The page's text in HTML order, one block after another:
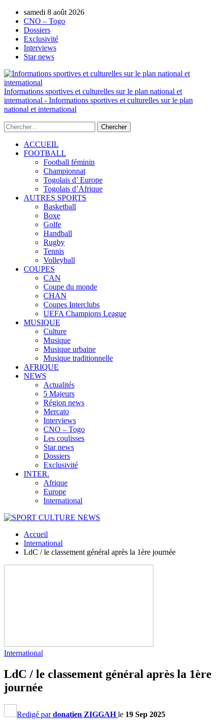
samedi 8 août 2026
CNO – Togo
Dossiers
Exclusivité
Interviews
Star news
Informations sportives et culturelles sur le plan national et
international - Informations sportives et culturelles sur le plan
national et international
ACCUEIL
FOOTBALL
Football féminin
Championnat
Togolais d’ Europe
Togolais d’Afrique
AUTRES SPORTS
Basketball
Boxe
Golfe
Handball
Rugby
Tennis
Volleyball
COUPES
CAN
Coupe du monde
CHAN
Coupes Interclubs
UEFA Champions League
MUSIQUE
Culture
Musique
Musique urbaine
Musique traditionnelle
AFRIQUE
NEWS
Actualités
5 Majeurs
Région news
Mercato
Interviews
CNO – Togo
Les coulisses
Star news
Dossiers
Exclusivité
INTER.
Afrique
Europe
International
Accueil
International
LdC / le classement général après la 1ère journée
International
LdC / le classement général après la 1ère
journée
Redigé pardonatien ZIGGAH le 19 Sep 2025
AUTORISATION DE LA HAAC N°0134/HAAC/12-